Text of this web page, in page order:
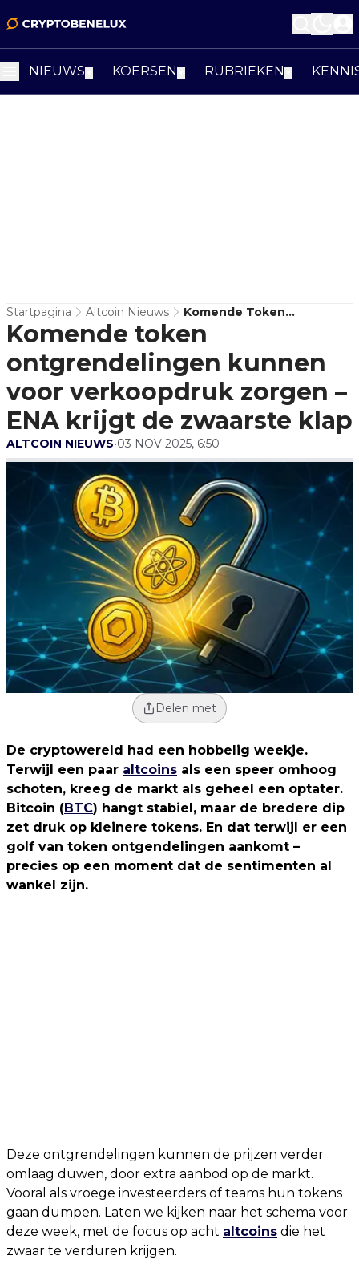
NIEUWS KOERSEN RUBRIEKEN
Startpagina Altcoin Nieuws
Komende Token
Ontgrendelingen Kunnen
Voor Verkoopdruk Zorgen –
ENA Krijgt De Zwaarste
Klap
Komende token
ontgrendelingen kunnen
voor verkoopdruk zorgen –
ENA krijgt de zwaarste klap
ALTCOIN NIEUWS•03 NOV 2025, 6:50
Delen met
De cryptowereld had een hobbelig weekje.
Terwijl een paar altcoins als een speer omhoog
schoten, kreeg de markt als geheel een optater.
Bitcoin (BTC) hangt stabiel, maar de bredere dip
zet druk op kleinere tokens. En dat terwijl er een
golf van token ontgendelingen aankomt –
precies op een moment dat de sentimenten al
wankel zijn.
Deze ontgrendelingen kunnen de prijzen verder
omlaag duwen, door extra aanbod op de markt.
Vooral als vroege investeerders of teams hun tokens
gaan dumpen. Laten we kijken naar het schema voor
deze week, met de focus op acht altcoins die het
zwaar te verduren krijgen.